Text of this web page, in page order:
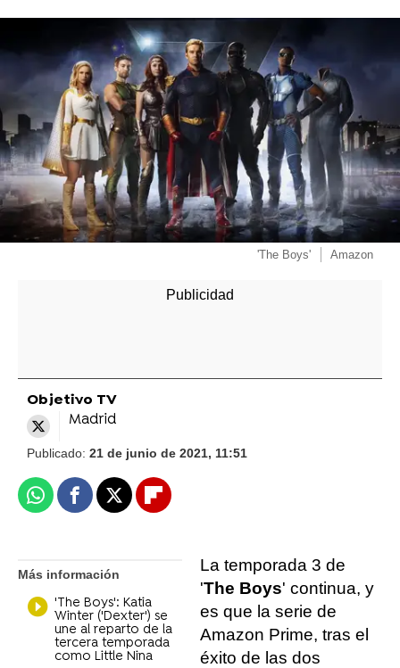
'The Boys' Amazon
Objetivo TV
Madrid
Publicado: 21 de junio de 2021, 11:51
WhatsappFacebook
X Flipboard
Más información
'The Boys': Katia
Winter ('Dexter') se
une al reparto de la
tercera temporada
como Little Nina
La temporada 3 de
'The Boys' continua, y
es que la serie de
Amazon Prime, tras el
éxito de las dos